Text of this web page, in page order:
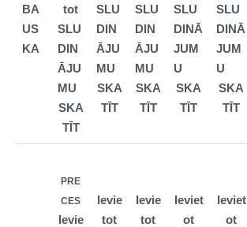
BA
US
KA
tot
SLU
DIN
ĀJU
MU
SKA
TĪT
SLU
DIN
ĀJU
MU
SKA
TĪT
SLU
DIN
ĀJU
MU
SKA
TĪT
SLU
DINĀ
JUM
U
SKA
TĪT
SLU
DINĀ
JUM
U
SKA
TĪT
PRE
CES
Ievie
Ievie
tot
Ievie
tot
Ieviet
ot
Ieviet
ot